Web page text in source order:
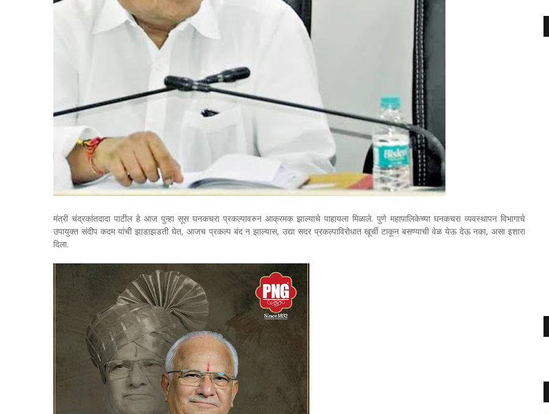
मंत्री चंद्रकांतदादा पाटील हे आज पुन्हा सूस घनकचरा प्रकल्पावरुन आक्रमक झाल्याचे पाहायला मिळाले. पुणे महापालिकेच्या घनकचरा व्यवस्थापन विभागाचे
उपायुक्त संदीप कदम यांची झाडाझडती घेत, आजच प्रकल्प बंद न झाल्यास, उद्या सदर प्रकल्पाविरोधात खूर्ची टाकून बसण्याची वेळ येऊ देऊ नका, असा इशारा
दिला.
" सांगली